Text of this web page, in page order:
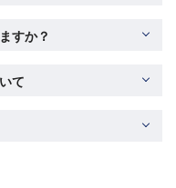
すか？
て